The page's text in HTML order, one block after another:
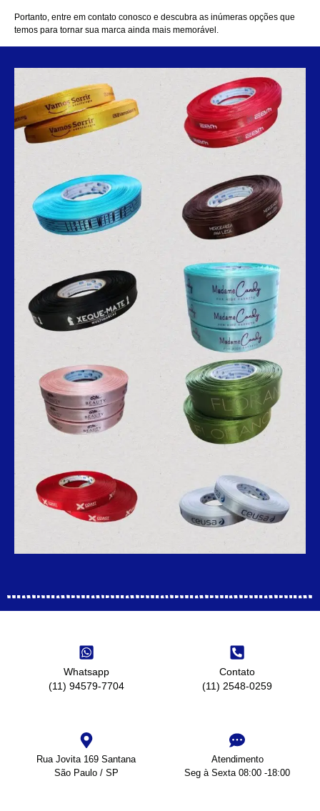
Portanto, entre em contato conosco e descubra as inúmeras opções que
temos para tornar sua marca ainda mais memorável.
Whatsapp
(11) 94579-7704
Contato
(11) 2548-0259
Rua Jovita 169 Santana
São Paulo / SP
Atendimento
Seg à Sexta 08:00 -18:00